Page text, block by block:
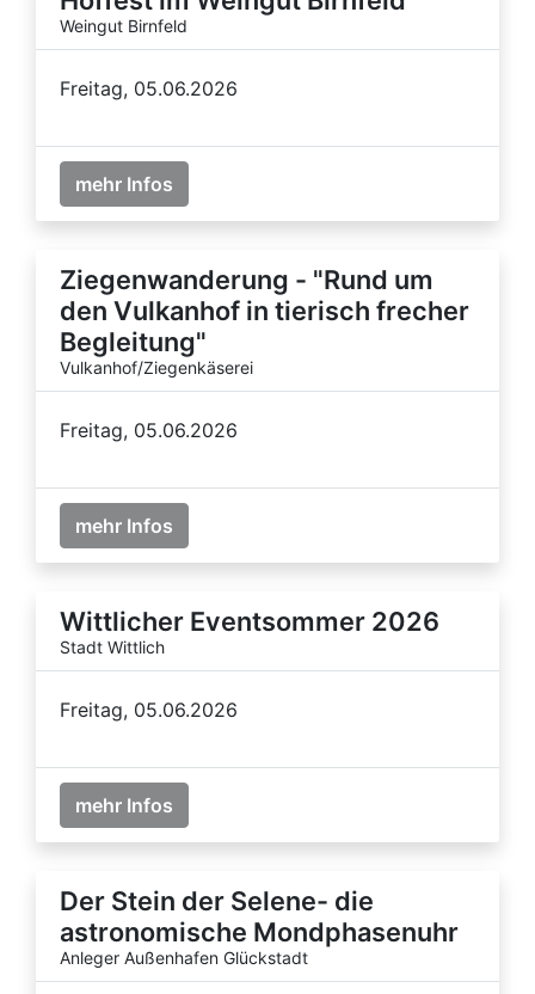
Weingut Birnfeld
Freitag, 05.06.2026
mehr Infos
Ziegenwanderung - "Rund um
den Vulkanhof in tierisch frecher
Begleitung"
Vulkanhof/Ziegenkäserei
Freitag, 05.06.2026
mehr Infos
Wittlicher Eventsommer 2026
Stadt Wittlich
Freitag, 05.06.2026
mehr Infos
Der Stein der Selene- die
astronomische Mondphasenuhr
Anleger Außenhafen Glückstadt